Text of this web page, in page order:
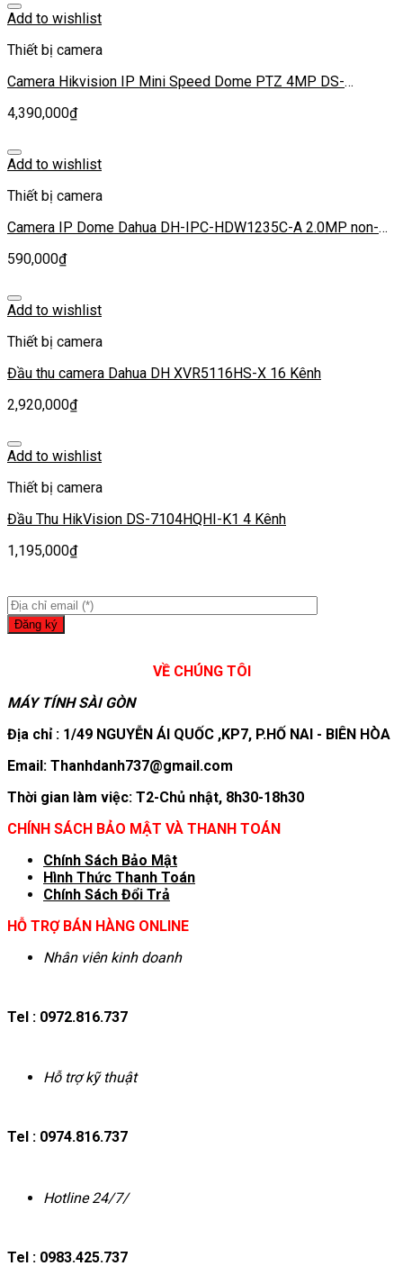
Add to wishlist
Thiết bị camera
Camera Hikvision IP Mini Speed Dome PTZ 4MP DS-
4,390,000₫
Add to wishlist
Thiết bị camera
Camera IP Dome Dahua DH-IPC-HDW1235C-A 2.0MP non-
590,000₫
Add to wishlist
Thiết bị camera
Đầu thu camera Dahua DH XVR5116HS-X 16 Kênh
2,920,000₫
Add to wishlist
Thiết bị camera
Đầu Thu HikVision DS-7104HQHI-K1 4 Kênh
1,195,000₫
VỀ CHÚNG TÔI
MÁY TÍNH SÀI GÒN
Địa chỉ : 1/49 NGUYỄN ÁI QUỐC ,KP7, P.HỐ NAI - BIÊN HÒA
Email: Thanhdanh737@gmail.com
Thời gian làm việc: T2-Chủ nhật, 8h30-18h30
CHÍNH SÁCH BẢO MẬT VÀ THANH TOÁN
Chính Sách Bảo Mật
Hình Thức Thanh Toán
Chính Sách Đổi Trả
HỖ TRỢ BÁN HÀNG ONLINE
Nhân viên kinh doanh
Tel : 0972.816.737
Hỗ trợ kỹ thuật
Tel : 0974.816.737
Hotline 24/7/
Tel : 0983.425.737